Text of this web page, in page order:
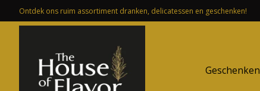
Ontdek ons ruim assortiment dranken, delicatessen en geschenken!
Geschenken